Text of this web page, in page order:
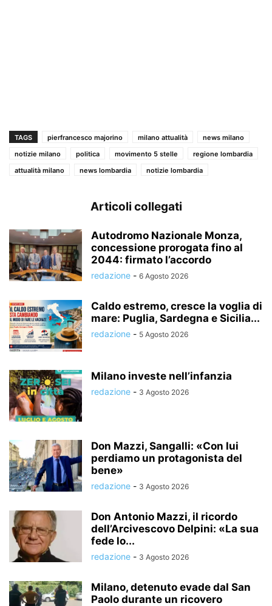
TAGS pierfrancesco majorino milano attualità
news milano
notizie milano
politica movimento 5 stelle
regione lombardia
attualità milano
news lombardia notizie lombardia
Articoli collegati
Autodromo Nazionale Monza,
concessione prorogata fino al
2044: firmato l’accordo
redazione - 6 Agosto 2026
Caldo estremo, cresce la voglia di
mare: Puglia, Sardegna e Sicilia...
redazione - 5 Agosto 2026
Milano investe nell’infanzia
redazione - 3 Agosto 2026
Don Mazzi, Sangalli: «Con lui
perdiamo un protagonista del
bene»
redazione - 3 Agosto 2026
Don Antonio Mazzi, il ricordo
dell’Arcivescovo Delpini: «La sua
fede lo...
redazione - 3 Agosto 2026
Milano, detenuto evade dal San
Paolo durante un ricovero